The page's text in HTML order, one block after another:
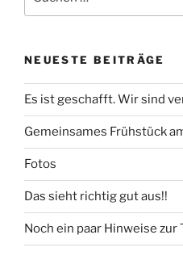
nach:
NEUESTE BEITRÄGE
Es ist geschafft. Wir sind
Gemeinsames Frühstück
Fotos
Das sieht richtig gut aus!!
Noch ein paar Hinweise